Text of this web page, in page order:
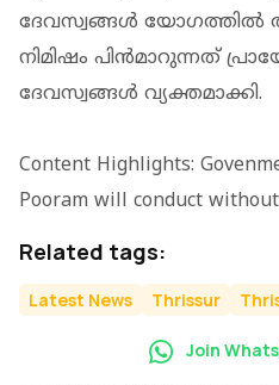
ദേവസ്വങ്ങള്‍ യോഗത്തില്‍
നിമിഷം പിന്‍മാറുന്നത്
ദേവസ്വങ്ങള്‍ വ്യക്തമാക്കി.
Content Highlights:
Pooram will conduct
Related tags:
Latest News Thrissur
Join